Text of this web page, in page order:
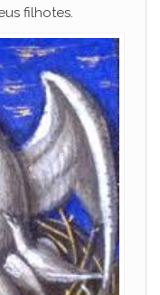
filhotes.